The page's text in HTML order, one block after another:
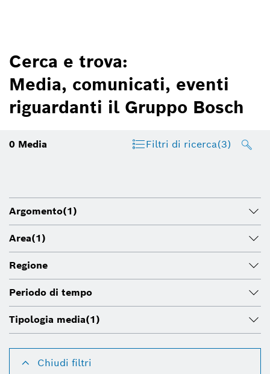
Cerca e trova:
Media, comunicati, eventi
riguardanti il Gruppo Bosch
0 Media Filtri di ricerca(3)
Argomento(1)
Area(1)
Regione
Periodo di tempo
Tipologia media(1)
Chiudi filtri